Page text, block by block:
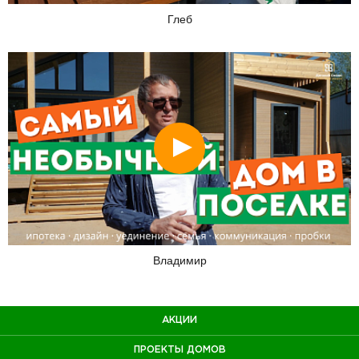
Глеб
Смотреть
Владимир
АКЦИИ
ПРОЕКТЫ ДОМОВ